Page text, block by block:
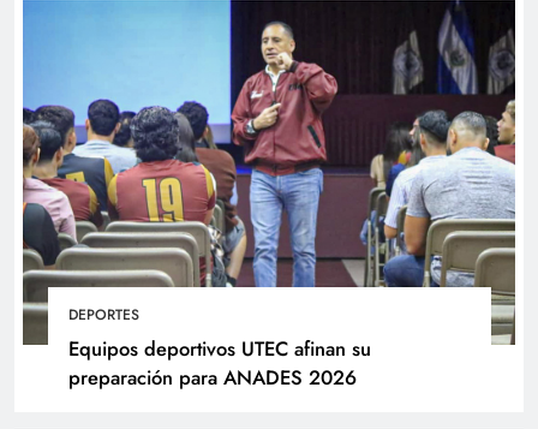
DEPORTES
Equipos deportivos UTEC afinan su
preparación para ANADES 2026